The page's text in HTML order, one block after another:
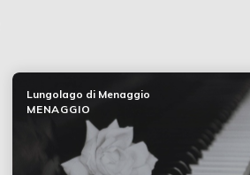
Lungolago di Menaggio
MENAGGIO